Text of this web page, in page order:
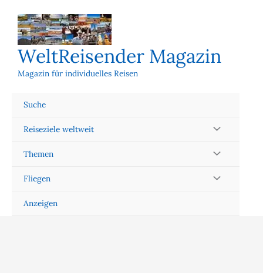
Inhalt
springen
WeltReisender Magazin
Magazin für individuelles Reisen
Suche
Reiseziele weltweit
Themen
Fliegen
Anzeigen